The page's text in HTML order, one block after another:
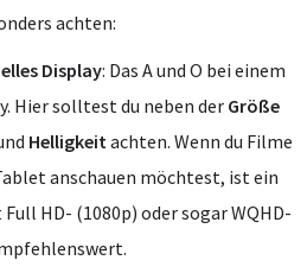
achten:
Display: Das A und O bei einem
Hier solltest du neben der Größe
Helligkeitachten. Wenn du Filme
anschauen möchtest, ist ein
HD- (1080p) oder sogar WQHD-